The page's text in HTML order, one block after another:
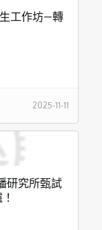
工作坊—轉
2025-11-11
研究所甄試